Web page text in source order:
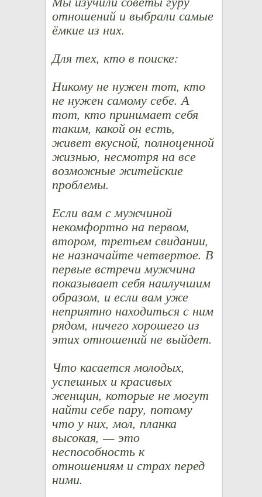
отношений и выбрали самые
ёмкие из них.
Для тех, кто в поиске:
Никому не нужен тот, кто
не нужен самому себе. А
тот, кто принимает себя
таким, какой он есть,
живет вкусной, полноценной
жизнью, несмотря на все
возможные житейские
проблемы.
Если вам с мужчиной
некомфортно на первом,
втором, третьем свидании,
не назначайте четвертое. В
первые встречи мужчина
показывает себя наилучшим
образом, и если вам уже
неприятно находиться с ним
рядом, ничего хорошего из
этих отношений не выйдет.
Что касается молодых,
успешных и красивых
женщин, которые не могут
найти себе пару, потому
что у них, мол, планка
высокая, — это
неспособность к
отношениям и страх перед
ними.